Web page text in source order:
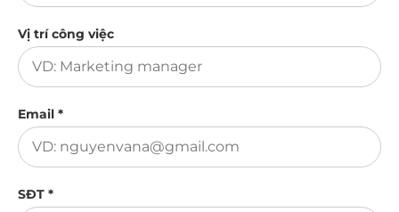
Vị trí công việc
Email *
SĐT *